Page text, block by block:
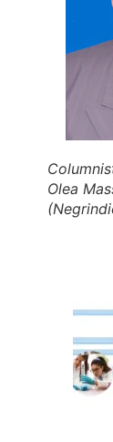
Olea